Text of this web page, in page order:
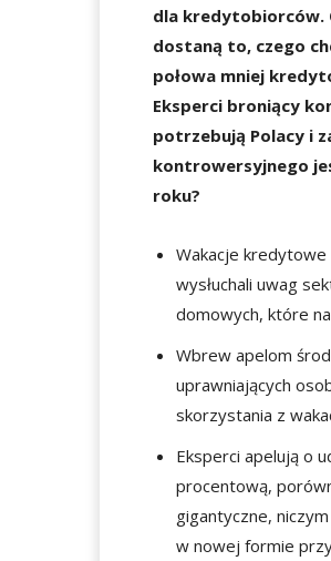
dla kredytobiorców.
dostaną to, czego
połowa mniej
Eksperci broniący
potrzebują Polacy i
kontrowersyjnego
roku?
Wakacje kredytowe
wysłuchali uwag
domowych, które
Wbrew apelom
uprawniających
skorzystania z
Eksperci apelują o
procentową,
gigantyczne,
w nowej formie